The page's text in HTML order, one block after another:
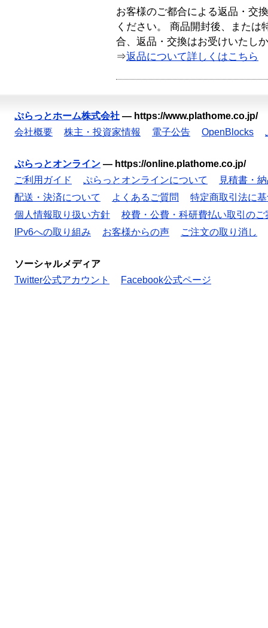
お客様のご都合による返品・交
ください。 商品開封後、または
合、返品・交換はお受けいたし
⇒返品について詳しくはこちら
ぷらっとホーム株式会社 — https://www.plathome.co.jp/
会社概要
株主・投資家情報 電子公告 OpenBlocks
ぷらっとオンライン — https://online.plathome.co.jp/
ご利用ガイド
ぷらっとオンラインについて
見積書・
配送・決済について
よくあるご質問
特定商取引法に
個人情報取り扱い方針
校費・公費・科研費払い取引のご
IPv6への取り組み
お客様からの声 ご注文の取り消し
ソーシャルメディア
Twitter公式アカウント
Facebook公式ページ